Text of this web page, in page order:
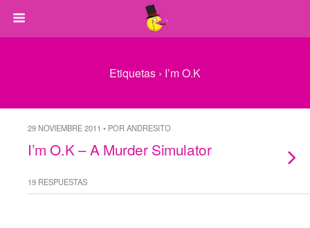
Etiquetas › I’m O.K
29 NOVIEMBRE 2011 • POR ANDRESITO
I’m O.K – A Murder Simulator
19 RESPUESTAS